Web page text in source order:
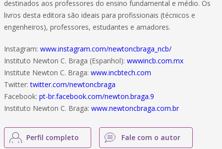
destinados aos professores do ensino fundamental e médio. Os
livros desta editora são ideais para profissionais (técnicos e
engenheiros), professores, estudantes e amadores.
Instagram: www.instagram.com/newtoncbraga_ncb/
Instituto Newton C. Braga (Espanhol): wwwincb.com.mx
Institute Newton C. Braga: www.incbtech.com
Twitter:twitter.com/newtoncbraga
Facebook: pt-br.facebook.com/newton.braga.9
Instituto Newton C. Braga: www.newtoncbraga.com.br
Perfil completo Fale com o autor